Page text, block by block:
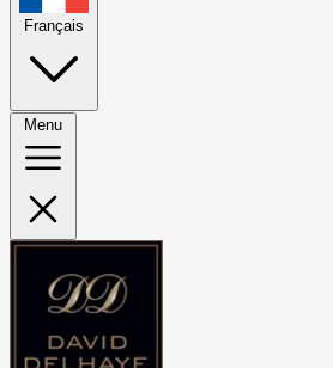
Français
Menu